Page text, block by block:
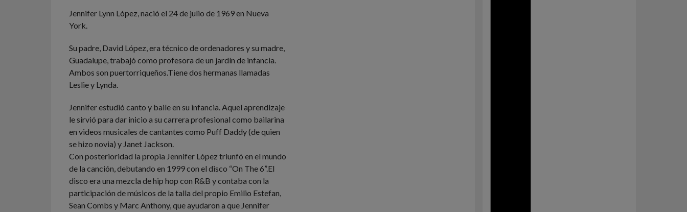
Jennifer Lynn López, nació el 24 de julio de 1969 en Nueva
York.
Su padre, David López, era técnico de ordenadores y su madre,
Guadalupe, trabajó como profesora de un jardín de infancia.
Ambos son puertorriqueños.Tiene dos hermanas llamadas
Leslie y Lynda.
Jennifer estudió canto y baile en su infancia. Aquel aprendizaje
le sirvió para dar inicio a su carrera profesional como bailarina
en videos musicales de cantantes como Puff Daddy (de quien
se hizo novia) y Janet Jackson.
Con posterioridad la propia Jennifer López triunfó en el mundo
de la canción, debutando en 1999 con el disco “On The 6”.El
disco era una mezcla de hip hop con R&B y contaba con la
participación de músicos de la talla del propio Emilio Estefan,
Sean Combs y Marc Anthony, que ayudaron a que Jennifer